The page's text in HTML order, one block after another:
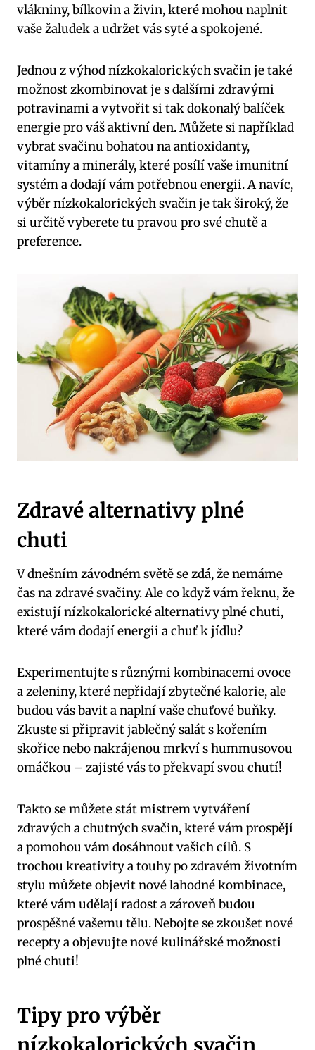
vlákniny, bílkovin a živin, které mohou naplnit
vaše žaludek a udržet vás syté a spokojené.
Jednou z výhod nízkokalorických svačin je také
možnost zkombinovat je s dalšími zdravými
potravinami a vytvořit si tak dokonalý balíček
energie pro váš aktivní den. Můžete si například
vybrat svačinu bohatou na antioxidanty,
vitamíny a minerály, které posílí vaše imunitní
systém a dodají vám potřebnou energii. A navíc,
výběr nízkokalorických svačin je tak široký, že
si určitě vyberete tu pravou pro své chutě a
preference.
Zdravé alternativy plné
chuti
V dnešním závodném světě se zdá, že nemáme
čas na zdravé svačiny. Ale co když vám řeknu, že
existují nízkokalorické alternativy plné chuti,
které vám dodají energii a chuť k jídlu?
Experimentujte s různými kombinacemi ovoce
a zeleniny, které nepřidají zbytečné kalorie, ale
budou vás bavit a naplní vaše chuťové buňky.
Zkuste si připravit jablečný salát s kořením
skořice nebo nakrájenou mrkví s hummusovou
omáčkou – zajisté vás to překvapí svou chutí!
Takto se můžete stát mistrem vytváření
zdravých a chutných svačin, které vám prospějí
a pomohou vám dosáhnout vašich cílů. S
trochou kreativity a touhy po zdravém životním
stylu můžete objevit nové lahodné kombinace,
které vám udělají radost a zároveň budou
prospěšné vašemu tělu. Nebojte se zkoušet nové
recepty a objevujte nové kulinářské možnosti
plné chuti!
Tipy pro výběr
nízkokalorických svačin